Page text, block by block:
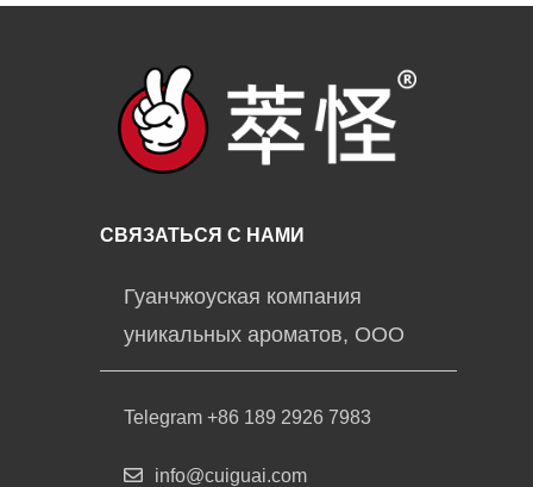
СВЯЗАТЬСЯ С НАМИ
Гуанчжоуская компания
уникальных ароматов, ООО
Telegram +86 189 2926 7983
info@cuiguai.com